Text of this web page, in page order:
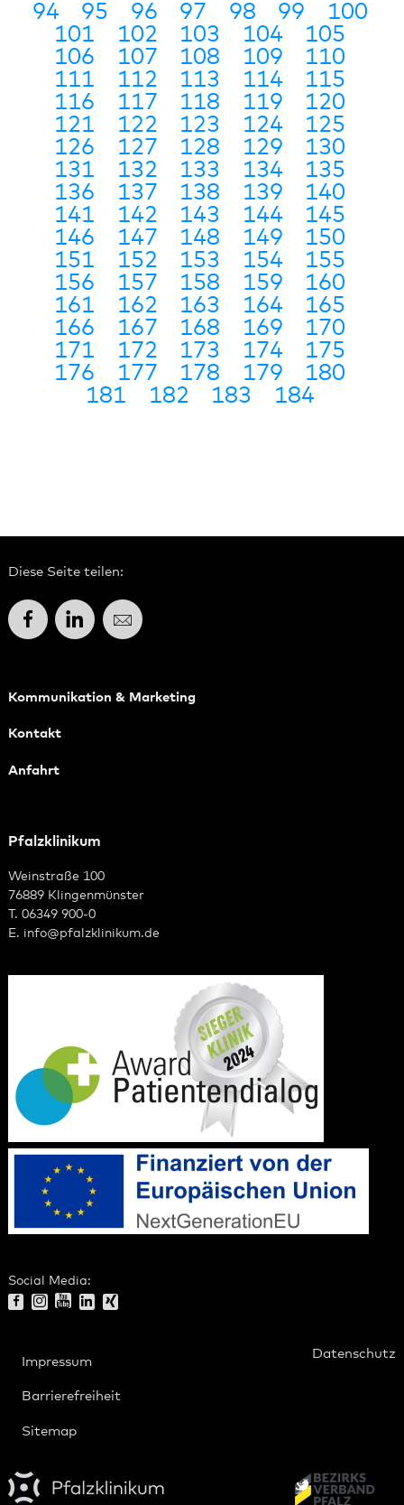
94
95 96 97 98 99
100
101
102 103 104
105
106
107 108 109
110
111
112 113 114
115
116
117 118 119
120
121
122 123 124
125
126
127 128 129
130
131
132 133 134
135
136
137 138 139
140
141
142 143 144
145
146
147 148 149
150
151
152 153 154
155
156
157 158 159
160
161
162 163 164
165
166
167 168 169
170
171
172 173 174
175
176
177 178 179
180
181
182 183 184
Diese Seite teilen:
FacebookLinkedInE-Mail
Kommunikation & Marketing
Kontakt
Anfahrt
Pfalzklinikum
Weinstraße 100
76889 Klingenmünster
T. 06349 900-0
E. info@pfalzklinikum.de
Social Media:
Impressum
Datenschutz
Barrierefreiheit
Sitemap